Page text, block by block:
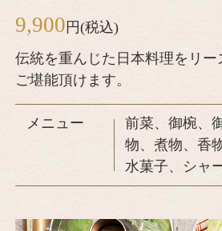
9,900円(税込)
伝統を重んじた日本料理をリ
ご堪能頂けます。
メニュー
前菜、御椀、
物、煮物、香
水菓子、シャ